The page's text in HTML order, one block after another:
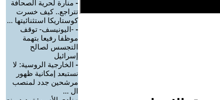
- منارة لحرية الصحافة
تتراجع.. كيف خسرت
كوستاريكا استثنائيتها ...
- -اليونيسف- توقف
موظفا رفيعا بتهمة
التجسس لصالح
إسرائيل
- الخارجية الروسية: لا
نستبعد إمكانية ظهور
مرشحين جدد لمنصب
ال ...